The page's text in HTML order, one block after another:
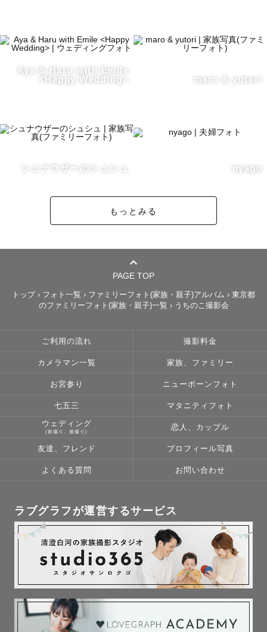
Aya & Haru with Emile
<Happy Wedding>
maro & yutori
シュナウザーのシュシュ nyago
もっとみる
PAGE TOP
トップ › フォト一覧 › ファミリーフォト(家族・親子)アルバム › 東京都
のファミリーフォト(家族・親子)一覧 › うちのこ撮影会
ご利用の流れ 撮影料金
カメラマン一覧 家族、ファミリー
お宮参り ニューボーンフォト
七五三 マタニティフォト
ウェディング
(前撮り、後撮り)
恋人、カップル
友達、フレンド プロフィール写真
よくある質問 お問い合わせ
ラブグラフが運営するサービス